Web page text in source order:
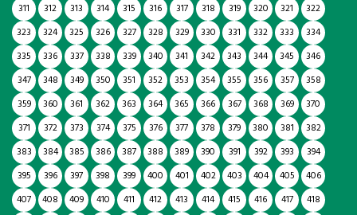
311
312 313 314 315 316 317 318 319 320 321
322
323
324 325 326 327 328 329 330 331 332 333
334
335
336 337 338 339 340 341 342 343 344 345
346
347
348 349 350 351 352 353 354 355 356 357
358
359
360 361 362 363 364 365 366 367 368 369
370
371
372 373 374 375 376 377 378 379 380 381
382
383
384 385 386 387 388 389 390 391 392 393
394
395
396 397 398 399 400 401 402 403 404 405
406
407
408 409 410 411 412 413 414 415 416 417
418